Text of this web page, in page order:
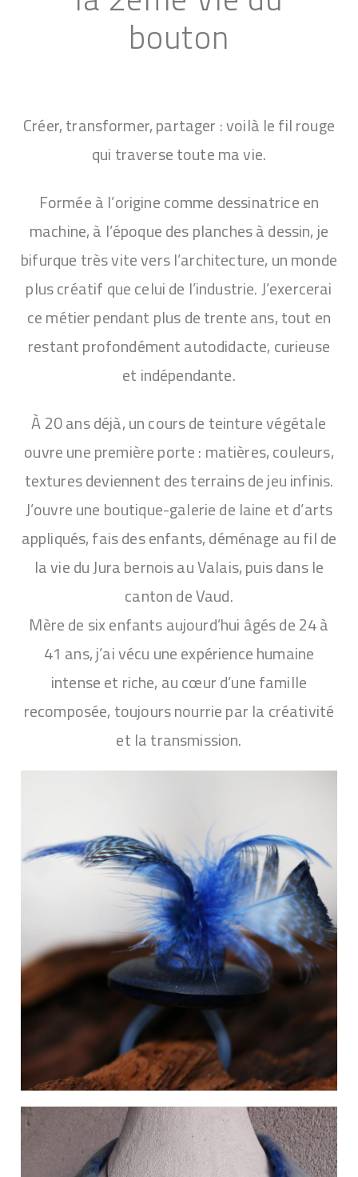
bouton
Créer, transformer, partager : voilà le fil rouge
qui traverse toute ma vie.
Formée à l’origine comme dessinatrice en
machine, à l’époque des planches à dessin, je
bifurque très vite vers l’architecture, un monde
plus créatif que celui de l’industrie. J’exercerai
ce métier pendant plus de trente ans, tout en
restant profondément autodidacte, curieuse
et indépendante.
À 20 ans déjà, un cours de teinture végétale
ouvre une première porte : matières, couleurs,
textures deviennent des terrains de jeu infinis.
J’ouvre une boutique-galerie de laine et d’arts
appliqués, fais des enfants, déménage au fil de
la vie du Jura bernois au Valais, puis dans le
canton de Vaud.
Mère de six enfants aujourd’hui âgés de 24 à
41 ans, j’ai vécu une expérience humaine
intense et riche, au cœur d’une famille
recomposée, toujours nourrie par la créativité
et la transmission.